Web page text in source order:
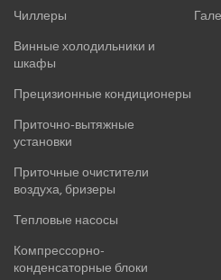
Чиллеры
Винные холодильники и
шкафы
Прецизионные кондиционеры
Приточно-вытяжные
установки
Приточные очистители
воздуха, бризеры
Тепловые насосы
Компрессорно-
конденсаторные блоки